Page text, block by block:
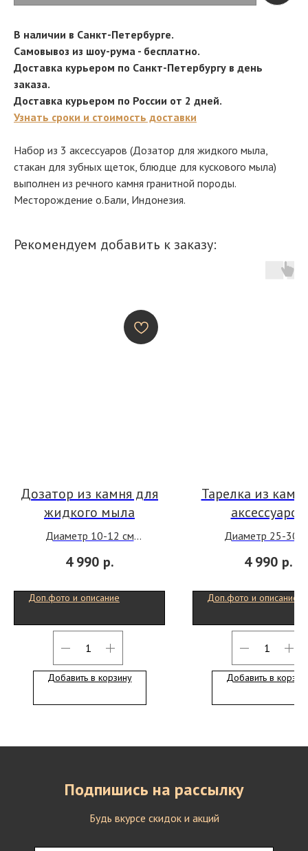
В наличии в Санкт-Петербурге.
Самовывоз из шоу-рума - бесплатно.
Доставка курьером по Санкт-Петербургу в день
заказа.
Доставка курьером по России от 2 дней.
Узнать сроки и стоимость доставки
Набор из 3 аксессуаров (Дозатор для жидкого мыла,
стакан для зубных щеток, блюдце для кускового мыла)
выполнен из речного камня гранитной породы.
Месторождение о.Бали, Индонезия.
Рекомендуем добавить к заказу:
Дозатор из камня для
жидкого мыла
Диаметр 10-12 см
Цвет подбирается под
4 990 р.
Доп.фото и описание
Добавить в корзину
Тарелка из
аксессуаров
Диаметр 25-30
Цвет 4 990 р.
Доп.фото и описание
Добавить в
Подпишись на рассылку
Будь вкурсе скидок и акций